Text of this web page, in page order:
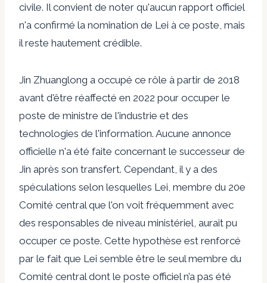
civile. Il convient de noter qu'aucun rapport officiel
n'a confirmé la nomination de Lei à ce poste, mais
il reste hautement crédible.
Jin Zhuanglong a occupé ce rôle à partir de 2018
avant d'être réaffecté en 2022 pour occuper le
poste de ministre de l'industrie et des
technologies de l'information. Aucune annonce
officielle n'a été faite concernant le successeur de
Jin après son transfert. Cependant, il y a des
spéculations selon lesquelles Lei, membre du 20e
Comité central que l'on voit fréquemment avec
des responsables de niveau ministériel, aurait pu
occuper ce poste. Cette hypothèse est renforcé
par le fait que Lei semble être le seul membre du
Comité central dont le poste officiel n’a pas été